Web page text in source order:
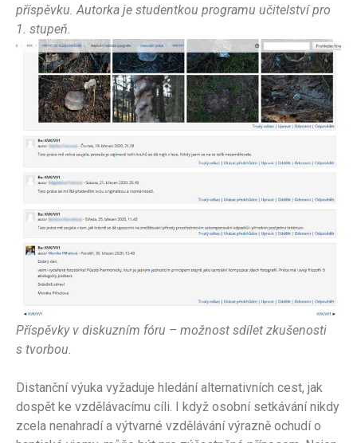
příspěvku. Autorka je studentkou programu učitelství pro
1. stupeň.
Příspěvky v diskuzním fóru – možnost sdílet zkušenosti
s tvorbou.
Distanční výuka vyžaduje hledání alternativních cest, jak
dospět ke vzdělávacímu cíli. I když osobní setkávání nikdy
zcela nenahradí a výtvarné vzdělávání výrazně ochudí o